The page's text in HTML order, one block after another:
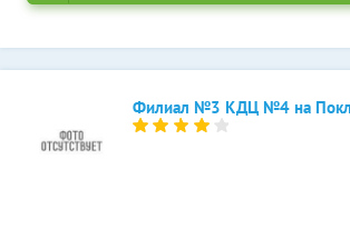
Филиал №3 КДЦ №4 на